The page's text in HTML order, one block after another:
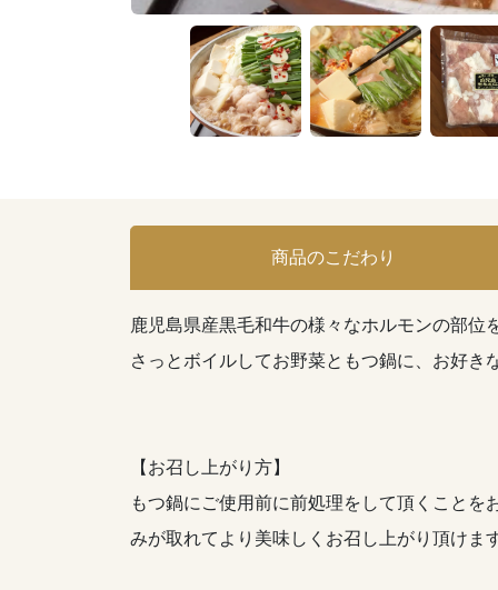
商品のこだわり
鹿児島県産黒毛和牛の様々なホルモンの部位
さっとボイルしてお野菜ともつ鍋に、お好
【お召し上がり方】
もつ鍋にご使用前に前処理をして頂くこと
みが取れてより美味しくお召し上がり頂け